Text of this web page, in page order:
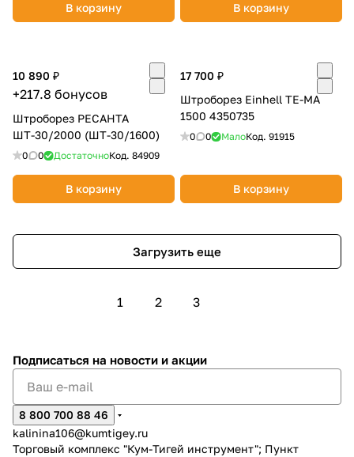
В корзину В корзину
10 890 ₽
+217.8 бонусов
Штроборез РЕСАНТА
ШТ-30/2000 (ШТ-30/1600)
0 0 ДостаточноКод. 84909
В корзину
17 700 ₽
Штроборез Einhell TE-MA
1500 4350735
0 0 МалоКод. 91915
В корзину
Загрузить еще
1 2 3
Подписаться на новости и акции
8 800 700 88 46
kalinina106@kumtigey.ru
Торговый комплекс "Кум-Тигей инструмент"; Пункт